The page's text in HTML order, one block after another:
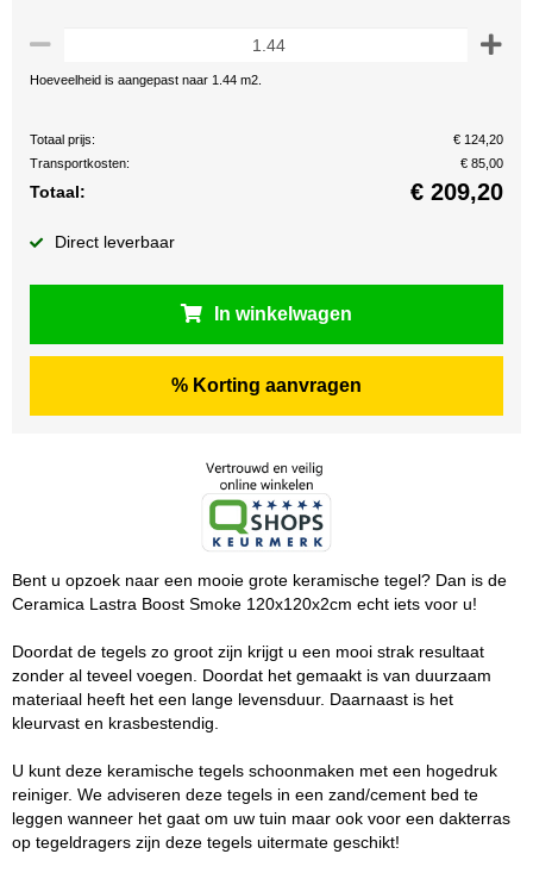
Hoeveelheid is aangepast naar 1.44 m2.
Totaal prijs:
€ 124,20
Transportkosten:
€ 85,00
Totaal: € 209,20
Direct leverbaar
In winkelwagen
% Korting aanvragen
Bent u opzoek naar een mooie grote keramische tegel? Dan is de
Ceramica Lastra Boost Smoke 120x120x2cm echt iets voor u!
Doordat de tegels zo groot zijn krijgt u een mooi strak resultaat
zonder al teveel voegen. Doordat het gemaakt is van duurzaam
materiaal heeft het een lange levensduur. Daarnaast is het
kleurvast en krasbestendig.
U kunt deze keramische tegels schoonmaken met een hogedruk
reiniger. We adviseren deze tegels in een zand/cement bed te
leggen wanneer het gaat om uw tuin maar ook voor een dakterras
op tegeldragers zijn deze tegels uitermate geschikt!